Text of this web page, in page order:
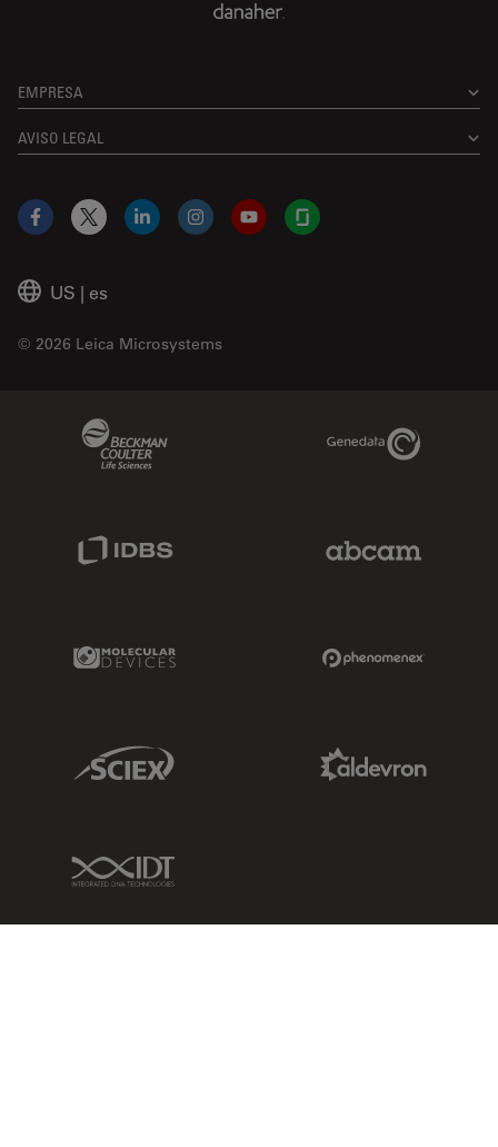
EMPRESA
AVISO LEGAL
US | es
© 2026 Leica Microsystems
Facebook
X LinkedInInstagramYouTubeGlassdoor
Genedata Link
Molecular Devices Link
Sciex Link
IDT Link